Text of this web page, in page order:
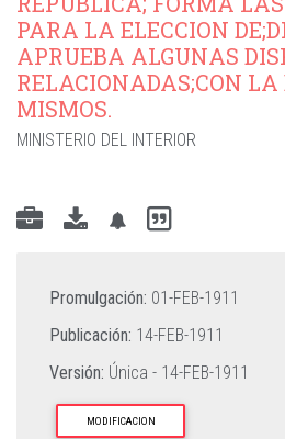
PARA LA ELECCION
APRUEBA ALGUNAS
RELACIONADAS;CON LA
MISMOS.
MINISTERIO DEL INTERIOR
Promulgación: 01-FEB-1911
Publicación: 14-FEB-1911
Versión: Única - 14-FEB-1911
MODIFICACION